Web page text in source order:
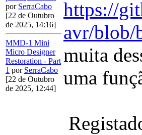
por SerraCabo
[22 de Outubro
de 2025, 14:16]
MMD-1 Mini
Micro Designer
Restoration - Part
1 por SerraCabo
[22 de Outubro
de 2025, 12:44]
https://
avr/blob/
muita
uma